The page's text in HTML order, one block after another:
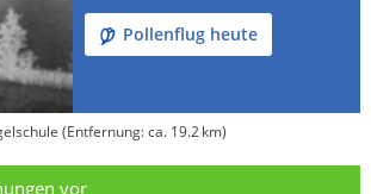
Pollenflug heute
(Entfernung: ca. 19.2 km)
vor